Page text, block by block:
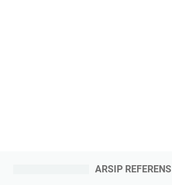
ARSIP REFERENSI